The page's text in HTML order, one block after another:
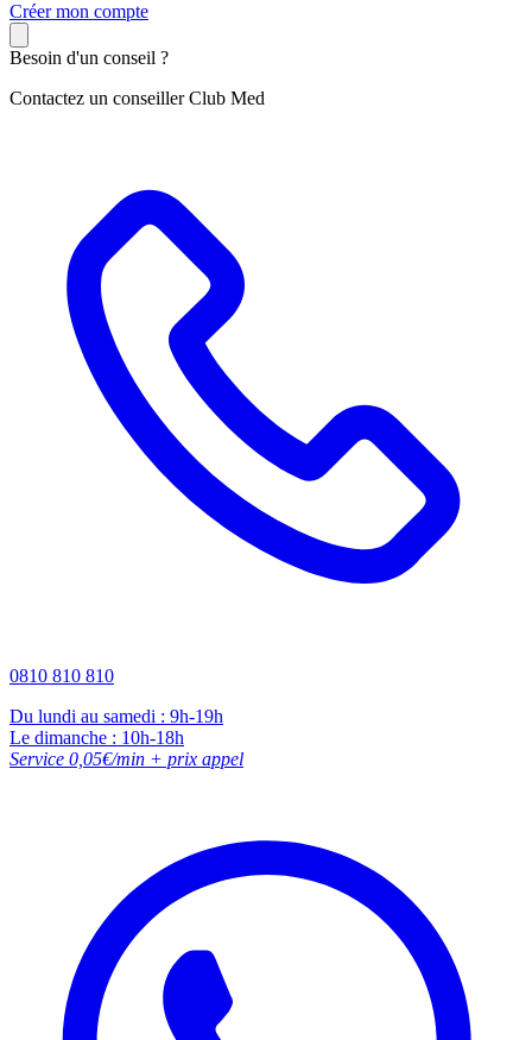
Créer mon compte
Besoin d'un conseil ?
Contactez un conseiller Club Med
0810 810 810
Du lundi au samedi : 9h-19h
Le dimanche : 10h-18h
Service 0,05€/min + prix appel